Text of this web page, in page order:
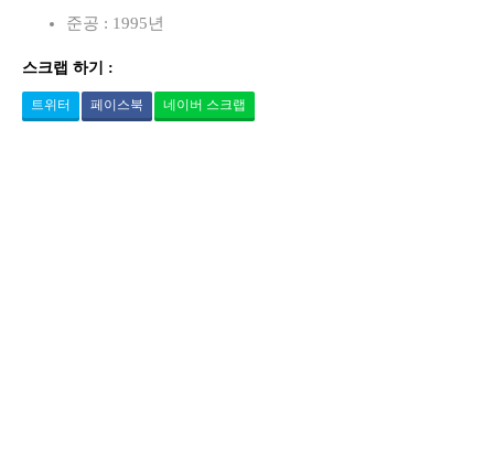
준공 : 1995년
스크랩 하기 :
트위터 페이스북 네이버 스크랩